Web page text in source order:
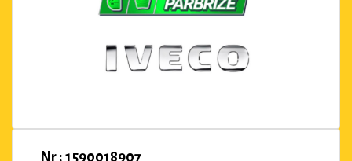
Nr : 1590018907